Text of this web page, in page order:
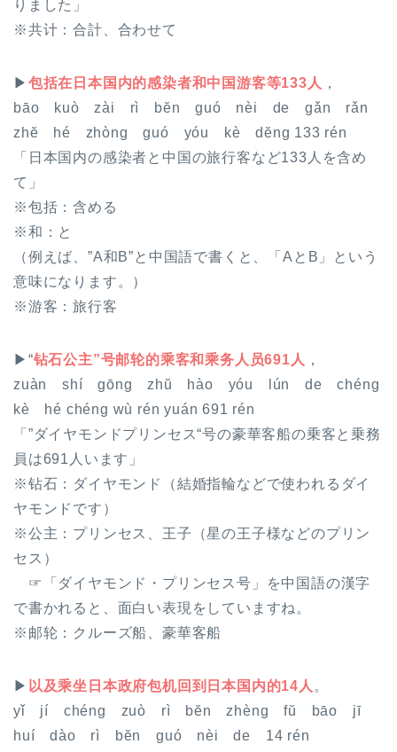
りました」
※共计 ：合計、合わせて
▶ 包括在日本国内的感染者和中国游客等133人 ，
bāo kuò zài rì bĕn guó nèi de gǎn rǎn
zhĕ hé zhòng guó yóu kè dĕng 133 rén
「日本国内の感染者と中国の旅行客など133人を含め
て」
※包括 ：含める
※和 ：と
（例えば、”A和B”と中国語で書くと、「AとB」という
意味になります。）
※游客 ：旅行客
▶“钻石公主”号邮轮的乘客和乘务人员691人 ，
zuàn shí gōng zhŭ hào yóu lún de chéng
kè hé chéng wù rén yuán 691 rén
「”ダイヤモンドプリンセス“号の豪華客船の乗客と乗務
員は691人います」
※钻石 ：ダイヤモンド（結婚指輪などで使われるダイ
ヤモンドです）
※公主 ：プリンセス、王子（星の王子様などのプリン
セス）
☞「ダイヤモンド・プリンセス号」を中国語の漢字
で書かれると、面白い表現をしていますね。
※ 邮轮 ：クルーズ船、豪華客船
▶ 以及乘坐日本政府包机回到日本国内的14人 。
yǐ jí chéng zuò rì bĕn zhèng fŭ bāo jī
huí dào rì bĕn guó nèi de 14 rén